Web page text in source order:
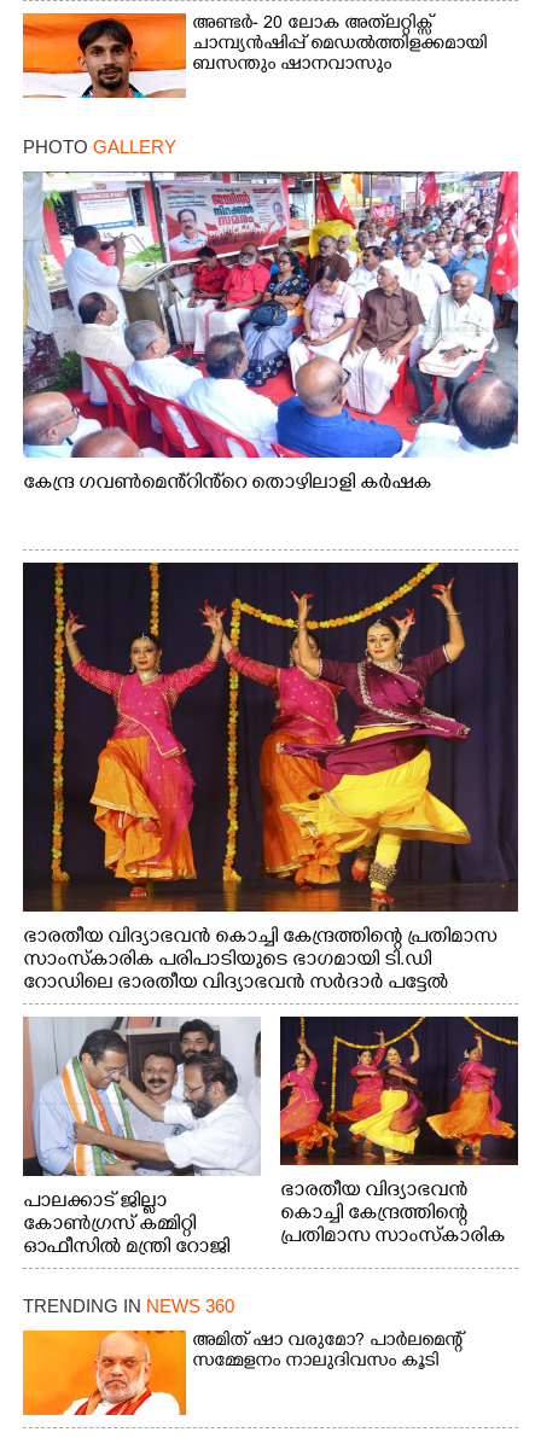
അണ്ടർ- 20 ലോക അത്‌ലറ്റിക്സ്
ചാമ്പ്യൻഷിപ്പ് മെഡൽത്തിളക്കമായി
ബസന്തും ഷാനവാസും
PHOTO GALLERY
കേന്ദ്ര ഗവൺമെൻ്റിൻ്റെ തൊഴിലാളി കർഷക
ഭാരതീയ വിദ്യാഭവൻ കൊച്ചി കേന്ദ്രത്തിന്റെ പ്രതിമാസ
സാംസ്കാരിക പരിപാടിയുടെ ഭാഗമായി ടി.ഡി
റോഡിലെ ഭാരതീയ വിദ്യാഭവൻ സർദാർ പട്ടേൽ
സഭാഗൃഹത്തിൽ എം. അക്ഷതയുടെ നേതൃത്വത്തിൽ
അവതരിപ്പിച്ച ലയ നമൻ കഥക് നൃത്തത്തിൽ നിന്ന്
പാലക്കാട് ജില്ലാ
കോൺഗ്രസ് കമ്മിറ്റി
ഓഫീസിൽ മന്ത്രി റോജി
എം ജോണിന്
ഭാരതീയ വിദ്യാഭവൻ
കൊച്ചി കേന്ദ്രത്തിന്റെ
പ്രതിമാസ സാംസ്കാരിക
പട്ടേൽ സഭാഗൃഹത്തിൽ
എം. അക്ഷതയുടെ
നേതൃത്വത്തിൽ
TRENDING IN NEWS 360
അമിത് ഷാ വരുമോ?​ പാർലമെന്റ്
സമ്മേളനം നാലുദിവസം കൂടി